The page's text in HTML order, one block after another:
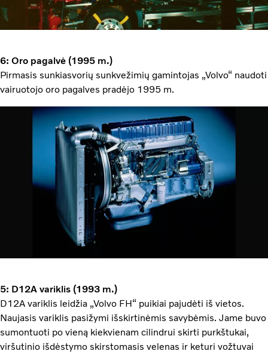
6: Oro pagalvė (1995 m.)
Pirmasis sunkiasvorių sunkvežimių gamintojas „Volvo“ naudoti
vairuotojo oro pagalves pradėjo 1995 m.
5: D12A variklis (1993 m.)
D12A variklis leidžia „Volvo FH“ puikiai pajudėti iš vietos.
Naujasis variklis pasižymi išskirtinėmis savybėmis. Jame buvo
sumontuoti po vieną kiekvienam cilindrui skirti purkštukai,
viršutinio išdėstymo skirstomasis velenas ir keturi vožtuvai